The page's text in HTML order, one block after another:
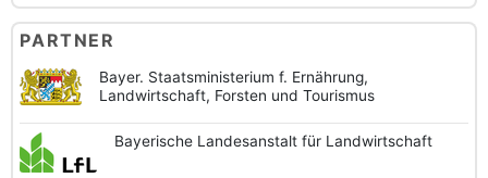
PARTNER
Bayer. Staatsministerium f. Ernährung,
Landwirtschaft, Forsten und Tourismus
Bayerische Landesanstaltfür Landwirtschaft